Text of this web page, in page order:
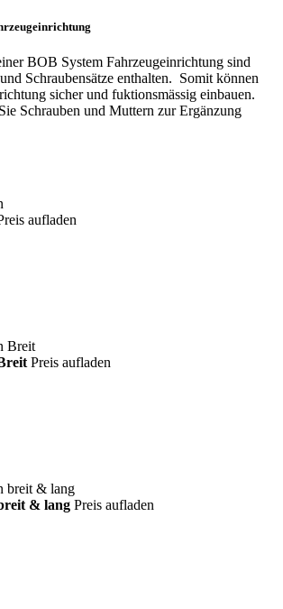
BOB System Fahrzeugeinrichtung sind
Schraubensätze enthalten. Somit können
sicher und fuktionsmässig einbauen.
Schrauben und Muttern zur Ergänzung
aufladen
Preis aufladen
& lang Preis aufladen